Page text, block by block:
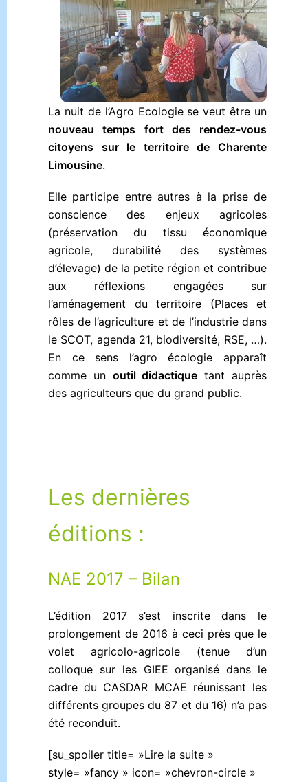
La nuit de l’Agro Ecologie se veut être un
nouveau temps fort des rendez-vous
citoyens sur le territoire de Charente
Limousine.
Elle participe entre autres à la prise de
conscience des enjeux agricoles
(préservation du tissu économique
agricole, durabilité des systèmes
d’élevage) de la petite région et contribue
aux réflexions engagées sur
l’aménagement du territoire (Places et
rôles de l’agriculture et de l’industrie dans
le SCOT, agenda 21, biodiversité, RSE, …).
En ce sens l’agro écologie apparaît
comme un outil didactique tant auprès
des agriculteurs que du grand public.
Les dernières
éditions :
NAE 2017 – Bilan
L’édition 2017 s’est inscrite dans le
prolongement de 2016 à ceci près que le
volet agricolo-agricole (tenue d’un
colloque sur les GIEE organisé dans le
cadre du CASDAR MCAE réunissant les
différents groupes du 87 et du 16) n’a pas
été reconduit.
[su_spoiler title= »Lire la suite »
style= »fancy » icon= »chevron-circle »